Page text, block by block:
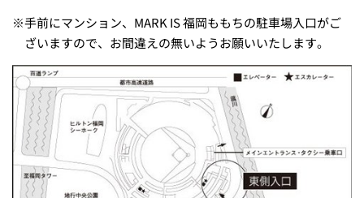
※手前にマンション、MARK IS 福岡ももちの駐車場入口がご
ざいますので、お間違えの無いようお願いいたします。